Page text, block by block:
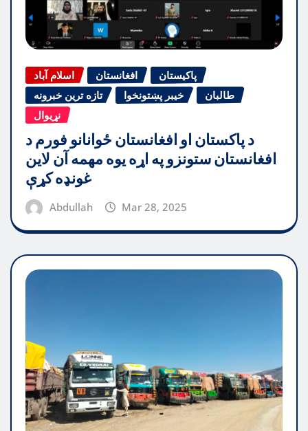
اسلام آباد افغانستان
پاکیستان
تازه ترین خبرونه
خیبر پښتونخوا
طالبان
نړیوال
د پاکستان او افغانستان ځوانانو فورم د
افغانستان ستونزو په اړه یوه مهمه آن لاین
غونډه کړې
Abdullah Mar 28, 2025